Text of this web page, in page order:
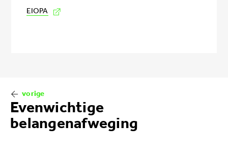
EIOPA
Book
traversal
links
for
Evenwichtige
belangenafweging